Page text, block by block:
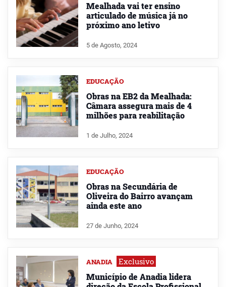
Mealhada vai ter ensino
articulado de música já no
próximo ano letivo
5 de Agosto, 2024
EDUCAÇÃO
Obras na EB2 da Mealhada:
Câmara assegura mais de 4
milhões para reabilitação
1 de Julho, 2024
EDUCAÇÃO
Obras na Secundária de
Oliveira do Bairro avançam
ainda este ano
27 de Junho, 2024
ANADIA Exclusivo
Município de Anadia lidera